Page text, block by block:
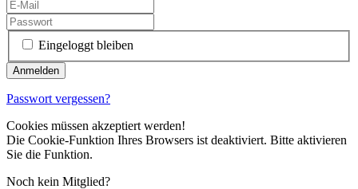
Eingeloggt bleiben
Passwort vergessen?
Cookies müssen akzeptiert werden!
Die Cookie-Funktion Ihres Browsers ist deaktiviert. Bitte aktivieren
Sie die Funktion.
Noch kein Mitglied?